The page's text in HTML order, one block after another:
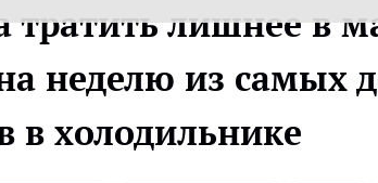
тратить лишнее в
неделю из самых
в холодильнике